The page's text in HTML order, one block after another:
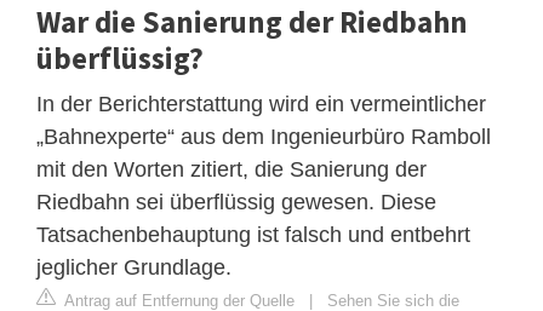
War die Sanierung der Riedbahn
überflüssig?
In der Berichterstattung wird ein vermeintlicher
„Bahnexperte“ aus dem Ingenieurbüro Ramboll
mit den Worten zitiert, die Sanierung der
Riedbahn sei überflüssig gewesen. Diese
Tatsachenbehauptung ist falsch und entbehrt
jeglicher Grundlage.
Antrag auf Entfernung der Quelle | Sehen Sie sich die